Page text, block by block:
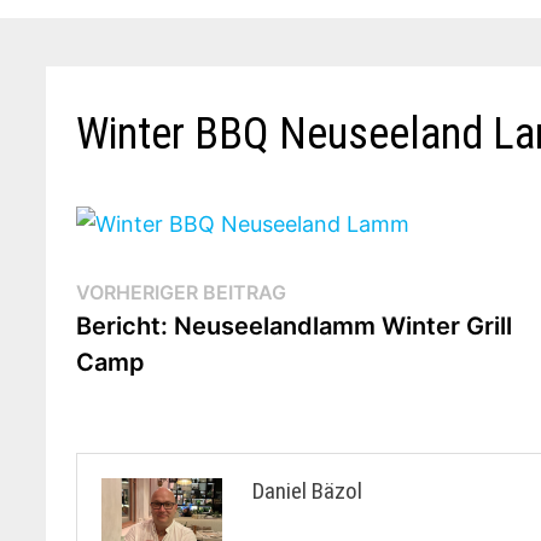
Winter BBQ Neuseeland
Beitragsnavigation
VORHERIGER BEITRAG
Beitrag:
Bericht: Neuseelandlamm Winter Grill
Camp
Daniel Bäzol